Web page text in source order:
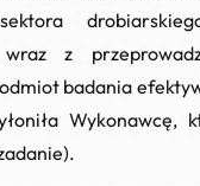
wraz z
badania
Wykonawcę,